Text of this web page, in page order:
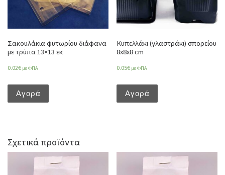
Σακουλάκια φυτωρίου διάφανα
με τρύπα 13×13 εκ
0.02€ με ΦΠΑ
Αγορά
Κυπελλάκι (γλαστράκι) σπορείου
8x8x8 cm
0.05€ με ΦΠΑ
Αγορά
Σχετικά προϊόντα